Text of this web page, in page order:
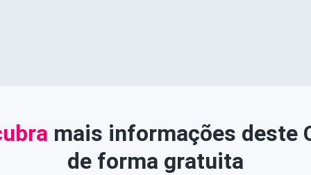
mais informações deste
de forma gratuita